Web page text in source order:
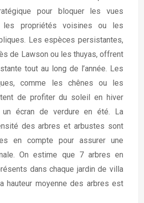
pour bloquer les vues
propriétés voisines ou les
Les espèces persistantes,
de Lawson ou les thuyas, offrent
tout au long de l’année. Les
comme les chênes ou les
de profiter du soleil en hiver
écran de verdure en été. La
des arbres et arbustes sont
en compte pour assurer une
On estime que 7 arbres en
dans chaque jardin de villa
hauteur moyenne des arbres est